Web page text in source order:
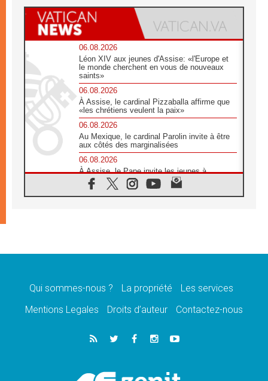
06.08.2026
Léon XIV aux jeunes d'Assise: «l'Europe et
le monde cherchent en vous de nouveaux
saints»
06.08.2026
À Assise, le cardinal Pizzaballa affirme que
«les chrétiens veulent la paix»
06.08.2026
Au Mexique, le cardinal Parolin invite à être
aux côtés des marginalisées
06.08.2026
À Assise, le Pape invite les jeunes à
«construire la civilisation de l'amour»
05.08.2026
d'entendre ceux qui bénissent la guerre»
Léon XIV au Pérou, une lueur d'espoir pour
05.08.2026
SCEAM: L'Église en Afrique vers
05.08.2026
Qui sommes-nous ? La propriété
Les services
Mentions Legales
Droits d’auteur Contactez-nous